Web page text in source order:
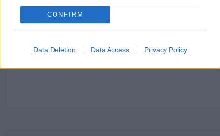
CONFIRM
Data Deletion Data Access Privacy Policy